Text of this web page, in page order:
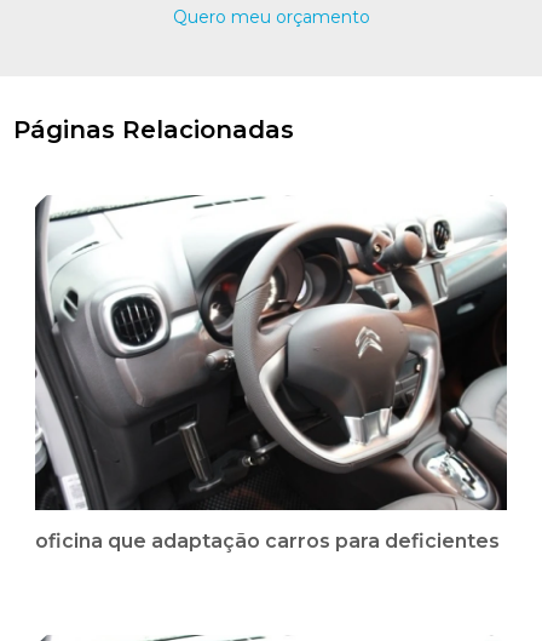
Quero meu orçamento
Páginas Relacionadas
oficina que adaptação carros para deficientes